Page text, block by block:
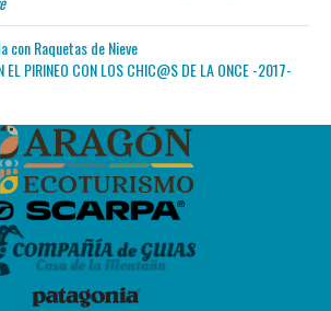
con Raquetas de Nieve
EL PIRINEO CON LOS CHIC@S DE LA ONCE -2017-